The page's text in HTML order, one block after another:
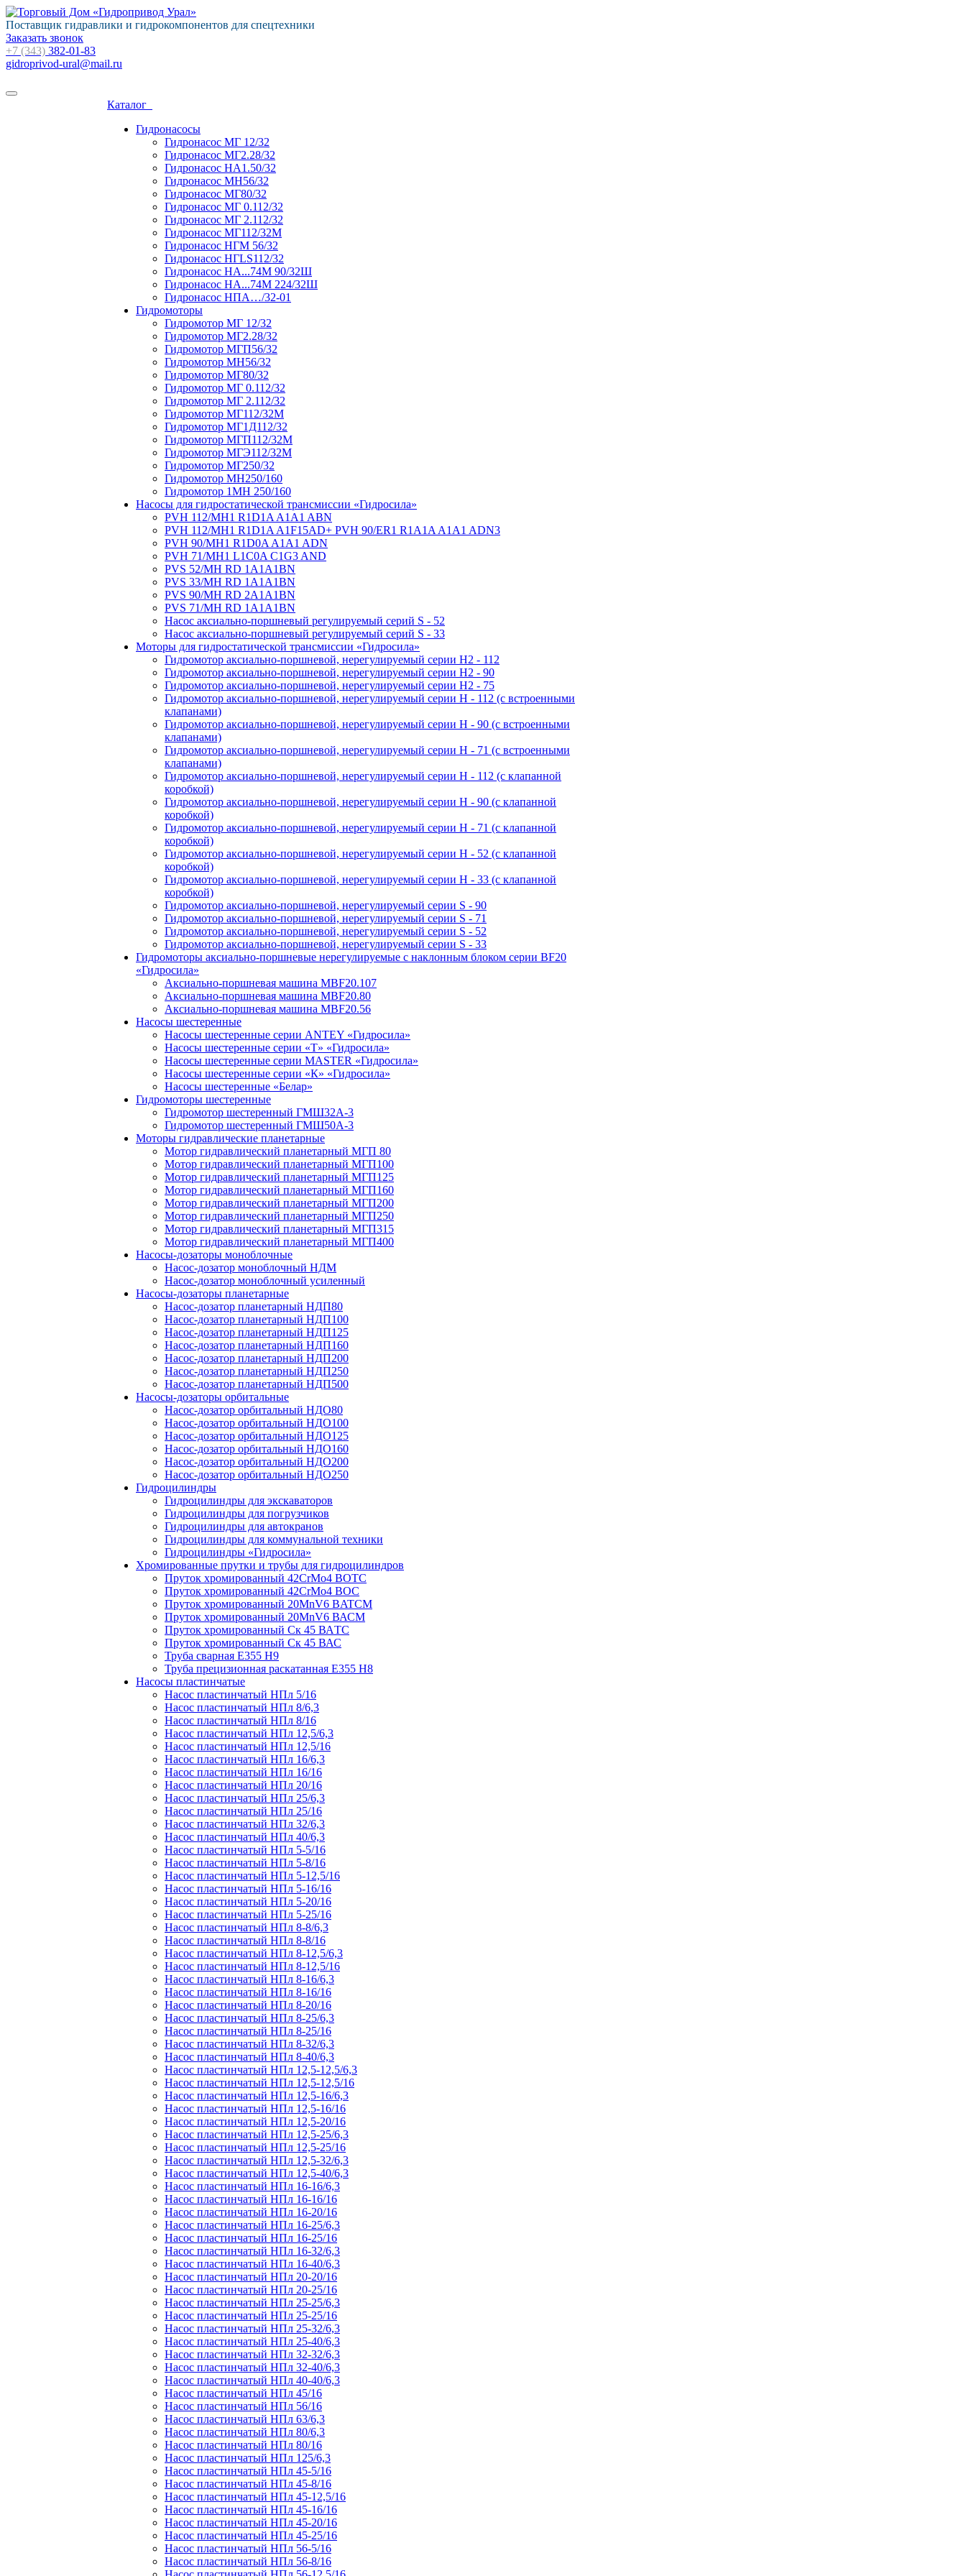
Поставщик гидравлики и гидрокомпонентов для спецтехники
Заказать звонок
+7 (343) 382-01-83
gidroprivod-ural@mail.ru
Каталог
Гидронасосы
Гидронасос МГ 12/32
Гидронасос МГ2.28/32
Гидронасос НА1.50/32
Гидронасос МН56/32
Гидронасос МГ80/32
Гидронасос МГ 0.112/32
Гидронасос МГ 2.112/32
Гидронасос МГ112/32М
Гидронасос НГМ 56/32
Гидронасос НГLS112/32
Гидронасос НА...74М 90/32Ш
Гидронасос НА...74М 224/32Ш
Гидронасос НПА…/32-01
Гидромоторы
Гидромотор МГ 12/32
Гидромотор МГ2.28/32
Гидромотор МГП56/32
Гидромотор МН56/32
Гидромотор МГ80/32
Гидромотор МГ 0.112/32
Гидромотор МГ 2.112/32
Гидромотор МГ112/32М
Гидромотор МГ1Д112/32
Гидромотор МГП112/32М
Гидромотор МГЭ112/32M
Гидромотор МГ250/32
Гидромотор МН250/160
Гидромотор 1МН 250/160
Насосы для гидростатической трансмиссии «Гидросила»
PVH 112/MH1 R1D1A A1A1 ABN
PVH 112/MH1 R1D1A A1F15AD+ PVH 90/ER1 R1A1A A1A1 ADN3
PVH 90/MH1 R1D0A A1A1 ADN
PVH 71/MH1 L1C0A C1G3 AND
PVS 52/MH RD 1A1A1BN
PVS 33/MH RD 1A1A1BN
PVS 90/MH RD 2A1A1BN
PVS 71/MH RD 1A1A1BN
Hасос аксиально-поршневый регулируемый серий S - 52
Hасос аксиально-поршневый регулируемый серий S - 33
Моторы для гидростатической трансмиссии «Гидросила»
Гидромотор аксиально-поршневой, нерегулируемый cерии H2 - 112
Гидромотор аксиально-поршневой, нерегулируемый cерии H2 - 90
Гидромотор аксиально-поршневой, нерегулируемый cерии H2 - 75
Гидромотор аксиально-поршневой, нерегулируемый cерии H - 112 (с встроенными
клапанами)
Гидромотор аксиально-поршневой, нерегулируемый cерии H - 90 (с встроенными
клапанами)
Гидромотор аксиально-поршневой, нерегулируемый cерии H - 71 (с встроенными
клапанами)
Гидромотор аксиально-поршневой, нерегулируемый cерии H - 112 (с клапанной
коробкой)
Гидромотор аксиально-поршневой, нерегулируемый cерии H - 90 (с клапанной
коробкой)
Гидромотор аксиально-поршневой, нерегулируемый cерии H - 71 (с клапанной
коробкой)
Гидромотор аксиально-поршневой, нерегулируемый cерии H - 52 (с клапанной
коробкой)
Гидромотор аксиально-поршневой, нерегулируемый cерии H - 33 (с клапанной
коробкой)
Гидромотор аксиально-поршневой, нерегулируемый cерии S - 90
Гидромотор аксиально-поршневой, нерегулируемый cерии S - 71
Гидромотор аксиально-поршневой, нерегулируемый cерии S - 52
Гидромотор аксиально-поршневой, нерегулируемый cерии S - 33
Гидромоторы аксиально-поршневые нерегулируемые с наклонным блоком серии BF20
«Гидросила»
Аксиально-поршневая машина MBF20.107
Аксиально-поршневая машина MBF20.80
Аксиально-поршневая машина MBF20.56
Насосы шестеренные
Насосы шестеренные серии ANTEY «Гидросила»
Насосы шестеренные серии «Т» «Гидросила»
Насосы шестеренные серии MASTER «Гидросила»
Насосы шестеренные серии «К» «Гидросила»
Насосы шестеренные «Белар»
Гидромоторы шестеренные
Гидромотор шестеренный ГМШ32A-3
Гидромотор шестеренный ГМШ50А-3
Моторы гидравлические планетарные
Мотор гидравлический планетарный МГП 80
Мотор гидравлический планетарный МГП100
Мотор гидравлический планетарный МГП125
Мотор гидравлический планетарный МГП160
Мотор гидравлический планетарный МГП200
Мотор гидравлический планетарный МГП250
Мотор гидравлический планетарный МГП315
Мотор гидравлический планетарный МГП400
Насосы-дозаторы моноблочные
Насос-дозатор моноблочный НДМ
Насос-дозатор моноблочный усиленный
Насосы-дозаторы планетарные
Насос-дозатор планетарный НДП80
Насос-дозатор планетарный НДП100
Насос-дозатор планетарный НДП125
Насос-дозатор планетарный НДП160
Насос-дозатор планетарный НДП200
Насос-дозатор планетарный НДП250
Насос-дозатор планетарный НДП500
Насосы-дозаторы орбитальные
Насос-дозатор орбитальный НДО80
Насос-дозатор орбитальный НДО100
Насос-дозатор орбитальный НДО125
Насос-дозатор орбитальный НДО160
Насос-дозатор орбитальный НДО200
Насос-дозатор орбитальный НДО250
Гидроцилиндры
Гидроцилиндры для экскаваторов
Гидроцилиндры для погрузчиков
Гидроцилиндры для автокранов
Гидроцилиндры для коммунальной техники
Гидроцилиндры «Гидросила»
Хромированные прутки и трубы для гидроцилиндров
Пруток хромированный 42CrMo4 BOTC
Пруток хромированный 42CrMo4 BOC
Пруток хромированный 20MnV6 BATCM
Пруток хромированный 20MnV6 ВАСM
Пруток хромированный Ск 45 ВАTС
Пруток хромированный Ск 45 ВАС
Труба сварная Е355 H9
Труба прецизионная раскатанная E355 H8
Насосы пластинчатые
Насос пластинчатый НПл 5/16
Насос пластинчатый НПл 8/6,3
Насос пластинчатый НПл 8/16
Насос пластинчатый НПл 12,5/6,3
Насос пластинчатый НПл 12,5/16
Насос пластинчатый НПл 16/6,3
Насос пластинчатый НПл 16/16
Насос пластинчатый НПл 20/16
Насос пластинчатый НПл 25/6,3
Насос пластинчатый НПл 25/16
Насос пластинчатый НПл 32/6,3
Насос пластинчатый НПл 40/6,3
Насос пластинчатый НПл 5-5/16
Насос пластинчатый НПл 5-8/16
Насос пластинчатый НПл 5-12,5/16
Насос пластинчатый НПл 5-16/16
Насос пластинчатый НПл 5-20/16
Насос пластинчатый НПл 5-25/16
Насос пластинчатый НПл 8-8/6,3
Насос пластинчатый НПл 8-8/16
Насос пластинчатый НПл 8-12,5/6,3
Насос пластинчатый НПл 8-12,5/16
Насос пластинчатый НПл 8-16/6,3
Насос пластинчатый НПл 8-16/16
Насос пластинчатый НПл 8-20/16
Насос пластинчатый НПл 8-25/6,3
Насос пластинчатый НПл 8-25/16
Насос пластинчатый НПл 8-32/6,3
Насос пластинчатый НПл 8-40/6,3
Насос пластинчатый НПл 12,5-12,5/6,3
Насос пластинчатый НПл 12,5-12,5/16
Насос пластинчатый НПл 12,5-16/6,3
Насос пластинчатый НПл 12,5-16/16
Насос пластинчатый НПл 12,5-20/16
Насос пластинчатый НПл 12,5-25/6,3
Насос пластинчатый НПл 12,5-25/16
Насос пластинчатый НПл 12,5-32/6,3
Насос пластинчатый НПл 12,5-40/6,3
Насос пластинчатый НПл 16-16/6,3
Насос пластинчатый НПл 16-16/16
Насос пластинчатый НПл 16-20/16
Насос пластинчатый НПл 16-25/6,3
Насос пластинчатый НПл 16-25/16
Насос пластинчатый НПл 16-32/6,3
Насос пластинчатый НПл 16-40/6,3
Насос пластинчатый НПл 20-20/16
Насос пластинчатый НПл 20-25/16
Насос пластинчатый НПл 25-25/6,3
Насос пластинчатый НПл 25-25/16
Насос пластинчатый НПл 25-32/6,3
Насос пластинчатый НПл 25-40/6,3
Насос пластинчатый НПл 32-32/6,3
Насос пластинчатый НПл 32-40/6,3
Насос пластинчатый НПл 40-40/6,3
Насос пластинчатый НПл 45/16
Насос пластинчатый НПл 56/16
Насос пластинчатый НПл 63/6,3
Насос пластинчатый НПл 80/6,3
Насос пластинчатый НПл 80/16
Насос пластинчатый НПл 125/6,3
Насос пластинчатый НПл 45-5/16
Насос пластинчатый НПл 45-8/16
Насос пластинчатый НПл 45-12,5/16
Насос пластинчатый НПл 45-16/16
Насос пластинчатый НПл 45-20/16
Насос пластинчатый НПл 45-25/16
Насос пластинчатый НПл 56-5/16
Насос пластинчатый НПл 56-8/16